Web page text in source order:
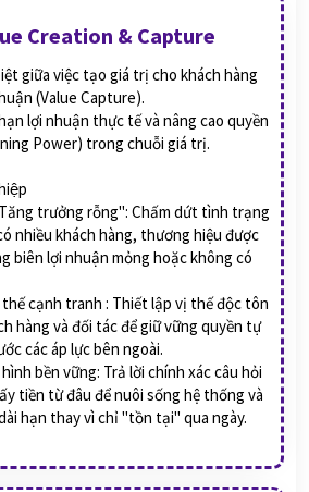
Creation & Capture
giữa việc tạo giá trị cho khách hàng
(Value Capture).
lợi nhuận thực tế và nâng cao quyền
Power) trong chuỗi giá trị.
trưởng rỗng": Chấm dứt tình trạng
nhiều khách hàng, thương hiệu được
biên lợi nhuận mỏng hoặc không có
cạnh tranh : Thiết lập vị thế độc tôn
hàng và đối tác để giữ vững quyền tự
các áp lực bên ngoài.
bền vững: Trả lời chính xác câu hỏi
tiền từ đâu để nuôi sống hệ thống và
hạn thay vì chỉ "tồn tại" qua ngày.